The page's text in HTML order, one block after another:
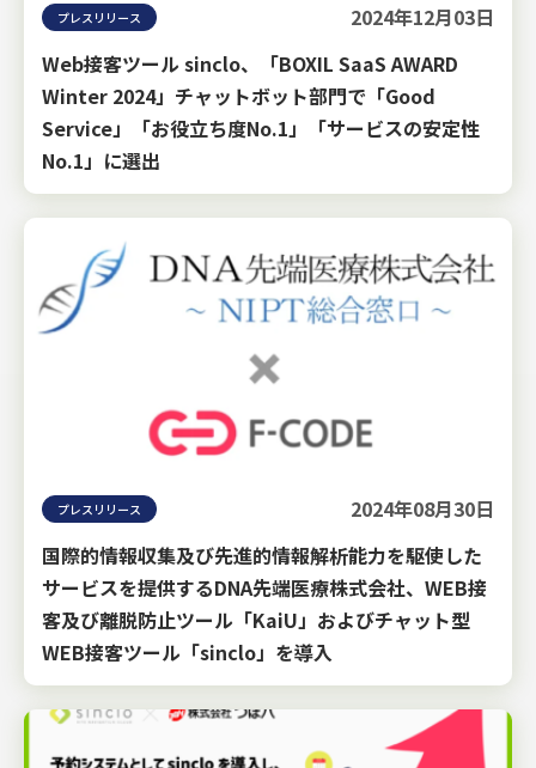
プレスリリース
2024年12月03日
Web接客ツール sinclo、「BOXIL SaaS AWARD
Winter 2024」チャットボット部門で「Good
Service」「お役立ち度No.1」「サービスの安定性
No.1」に選出
プレスリリース
2024年08月30日
国際的情報収集及び先進的情報解析能力を駆使した
サービスを提供するDNA先端医療株式会社、WEB接
客及び離脱防止ツール「KaiU」およびチャット型
WEB接客ツール「sinclo」を導入